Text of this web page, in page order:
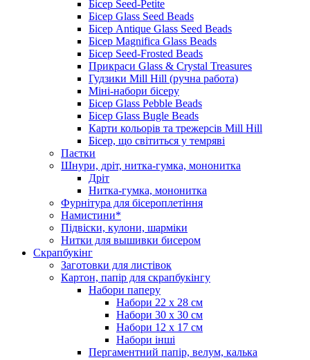
Бісер Seed-Petite
Бісер Glass Seed Beads
Бісер Antique Glass Seed Beads
Бісер Magnifica Glass Beads
Бісер Seed-Frosted Beads
Прикраси Glass & Crystal Treasures
Гудзики Mill Hill (ручна работа)
Міні-набори бісеру
Бісер Glass Pebble Beads
Бісер Glass Bugle Beads
Карти кольорів та трежерсів Mill Hill
Бісер, що світиться у темряві
Паєтки
Шнури, дріт, нитка-гумка, мононитка
Дріт
Нитка-гумка, мононитка
Фурнітура для бісероплетіння
Намистини*
Підвіски, кулони, шарміки
Нитки для вышивки бисером
Скрапбукінг
Заготовки для листівок
Картон, папір для скрапбукінгу
Набори паперу
Набори 22 х 28 см
Набори 30 х 30 см
Набори 12 х 17 см
Набори інші
Пергаментний папір, велум, калька